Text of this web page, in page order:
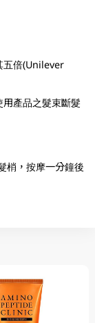
五倍(Unilever
產品之髮束斷髮
梢，按摩一分鐘後